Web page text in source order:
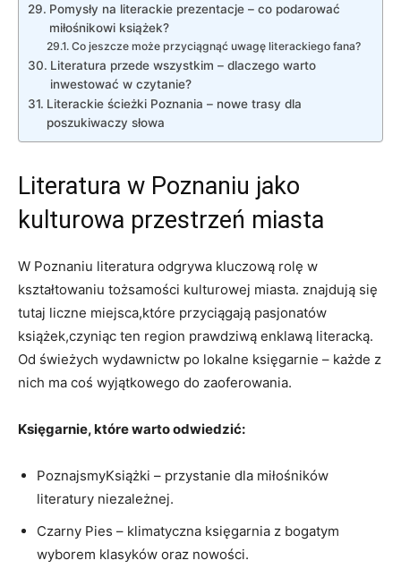
Pomysły na literackie prezentacje – co podarować
miłośnikowi książek?
Co jeszcze może przyciągnąć uwagę literackiego fana?
Literatura przede wszystkim – dlaczego warto
inwestować w czytanie?
Literackie ścieżki Poznania – nowe trasy dla
poszukiwaczy słowa
Literatura w Poznaniu jako
kulturowa przestrzeń miasta
W Poznaniu literatura odgrywa kluczową rolę w
kształtowaniu tożsamości kulturowej miasta. znajdują się
tutaj liczne miejsca,które przyciągają pasjonatów
książek,czyniąc ten region prawdziwą enklawą literacką.
Od świeżych wydawnictw po lokalne księgarnie – każde z
nich ma coś wyjątkowego do zaoferowania.
Księgarnie, które warto odwiedzić:
PoznajsmyKsiążki – przystanie dla miłośników
literatury niezależnej.
Czarny Pies – klimatyczna księgarnia z bogatym
wyborem klasyków oraz nowości.